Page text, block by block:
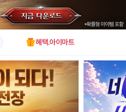
혜택.아이마트